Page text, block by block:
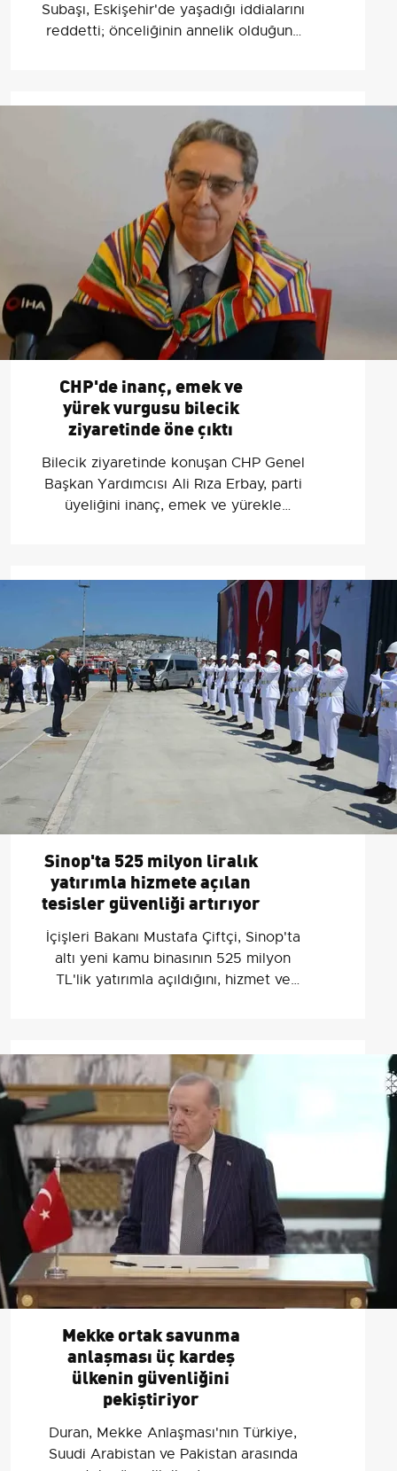
Subaşı, Eskişehir'de yaşadığı iddialarını
reddetti; önceliğinin annelik olduğunu
CHP'de inanç, emek ve
yürek vurgusu bilecik
ziyaretinde öne çıktı
Bilecik ziyaretinde konuşan CHP Genel
Başkan Yardımcısı Ali Rıza Erbay, parti
üyeliğini inanç, emek ve yürekle
Sinop'ta 525 milyon liralık
yatırımla hizmete açılan
tesisler güvenliği artırıyor
İçişleri Bakanı Mustafa Çiftçi, Sinop'ta
altı yeni kamu binasının 525 milyon
TL'lik yatırımla açıldığını, hizmet ve
Mekke ortak savunma
anlaşması üç kardeş
ülkenin güvenliğini
pekiştiriyor
Duran, Mekke Anlaşması'nın Türkiye,
Suudi Arabistan ve Pakistan arasında